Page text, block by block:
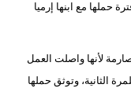
مع ابنها إرميا
تخضع لرقابة صارمة لأنها واصلت العمل
الثانية، وتوثق حملها